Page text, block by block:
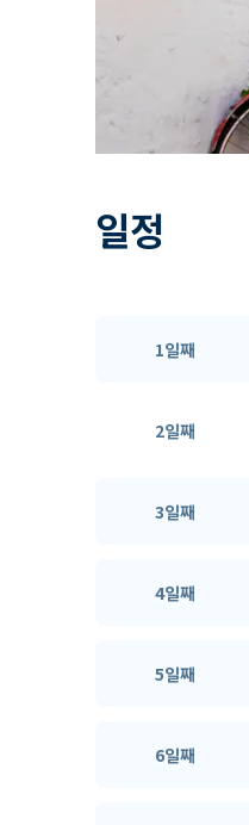
일정
1일째
2일째
3일째
4일째
5일째
6일째